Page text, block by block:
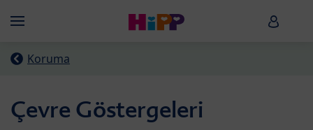
Menü HiPP
Koruma
Çevre Göstergeleri